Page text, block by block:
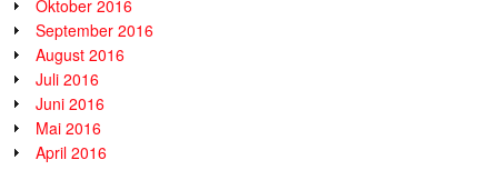
Oktober 2016
September 2016
August 2016
Juli 2016
Juni 2016
Mai 2016
April 2016